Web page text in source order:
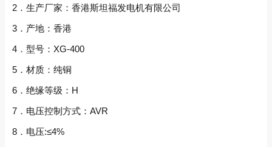
2．生产厂家：香港斯坦福发电机有限公司
3．产地：香港
4．型号：XG-400
5．材质：纯铜
6．绝缘等级：H
7．电压控制方式：AVR
8．电压:≤4%